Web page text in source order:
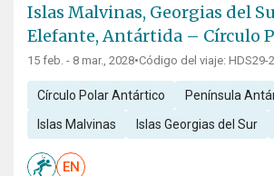
Islas Malvinas, Georgias del
Elefante, Antártida – Círculo
15 feb. - 8 mar., 2028•Código del viaje: HDS29-
Círculo Polar Antártico Península
Islas Malvinas Islas Georgias del Sur
EN